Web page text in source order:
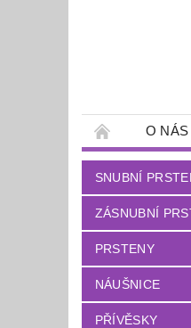
O NÁS
SNUBNÍ
ZÁSNUBNÍ
PRSTENY
NÁUŠNICE
PŘÍVĚSKY